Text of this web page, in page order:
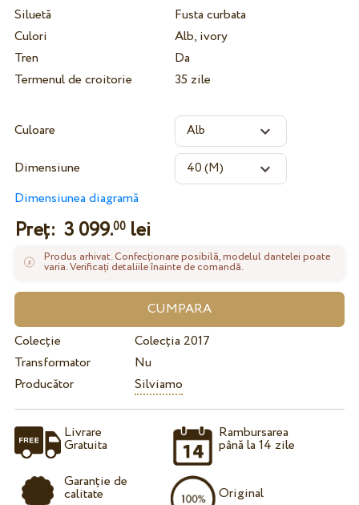
Siluetă
Fusta curbata
Culori
Alb, ivory
Tren
Da
Termenul de croitorie
35 zile
Culoare
Dimensiune
Dimensiunea diagramă
Preț: 3 099.00lei
Produs arhivat. Confecționare posibilă, modelul dantelei poate
varia. Verificați detaliile înainte de comandă.
Colecție
Colecția 2017
Transformator
Nu
Producător
Silviamo
Livrare
Gratuita
Garanție de
calitate
Rambursarea
până la 14 zile
Original